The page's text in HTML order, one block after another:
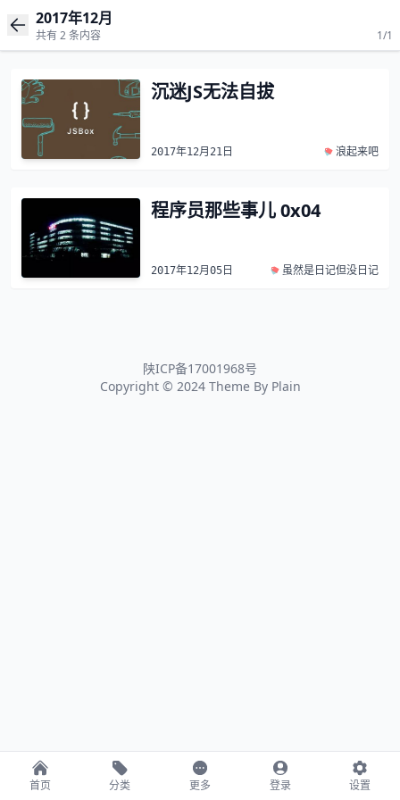
首页 分类 更多 登录 设置
2017年12月
共有 2 条内容 1/1
沉迷JS无法自拔
2017年12月21日 浪起来吧
程序员那些事儿 0x04
2017年12月05日 虽然是日记但没日记
陕ICP备17001968号
Copyright © 2024 Theme By Plain